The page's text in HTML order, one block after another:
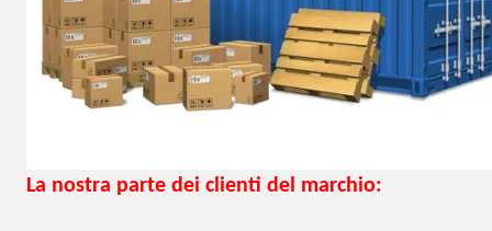
La nostra parte dei clienti del marchio: